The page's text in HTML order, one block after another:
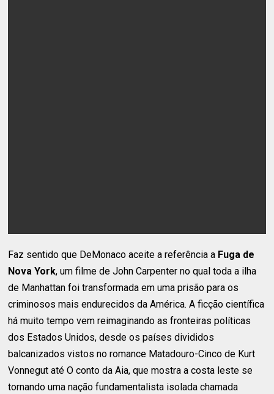
Faz sentido que DeMonaco aceite a referência a Fuga de
Nova York, um filme de John Carpenter no qual toda a ilha
de Manhattan foi transformada em uma prisão para os
criminosos mais endurecidos da América. A ficção científica
há muito tempo vem reimaginando as fronteiras políticas
dos Estados Unidos, desde os países divididos
balcanizados vistos no romance Matadouro-Cinco de Kurt
Vonnegut até O conto da Aia, que mostra a costa leste se
tornando uma nação fundamentalista isolada chamada